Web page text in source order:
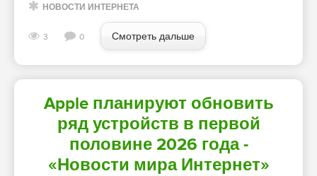
НОВОСТИ ИНТЕРНЕТА
3 0 Смотреть дальше
Apple планируют обновить
ряд устройств в первой
половине 2026 года -
«Новости мира Интернет»